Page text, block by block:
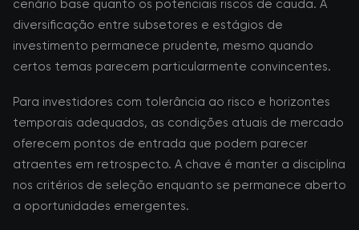
cenário base quanto os potenciais riscos de cauda. A
diversificação entre subsetores e estágios de
investimento permanece prudente, mesmo quando
certos temas parecem particularmente convincentes.
Para investidores com tolerância ao risco e horizontes
temporais adequados, as condições atuais de mercado
oferecem pontos de entrada que podem parecer
atraentes em retrospecto. A chave é manter a disciplina
nos critérios de seleção enquanto se permanece aberto
a oportunidades emergentes.